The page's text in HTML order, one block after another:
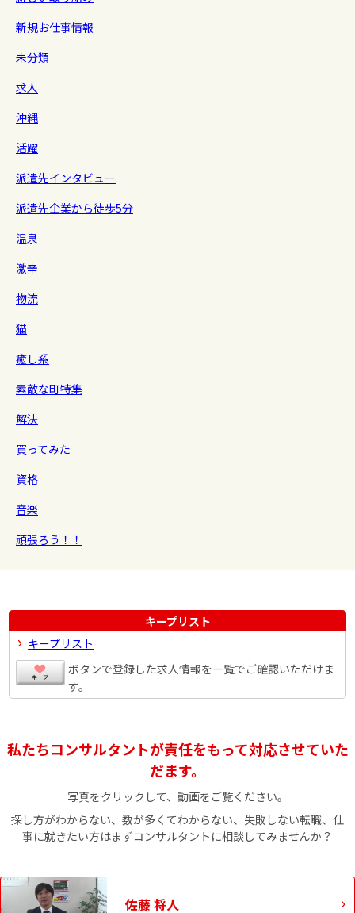
新規お仕事情報
未分類
求人
沖縄
活躍
派遣先インタビュー
派遣先企業から徒歩5分
温泉
激辛
物流
猫
癒し系
素敵な町特集
解決
買ってみた
資格
音楽
頑張ろう！！
キープリスト
キープリスト
ボタンで登録した求人情報を一覧でご確認いただけま
す。
私たちコンサルタントが責任をもって対応させていた
だます。
写真をクリックして、動画をご覧ください。
探し方がわからない、数が多くてわからない、失敗しない転職、仕
事に就きたい方はまずコンサルタントに相談してみませんか？
佐藤 将人